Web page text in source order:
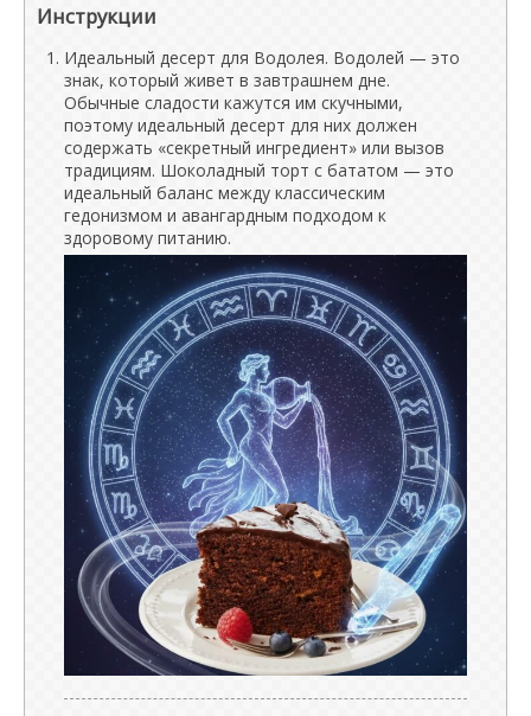
Инструкции
Идеальный десерт для Водолея. Водолей — это
знак, который живет в завтрашнем дне.
Обычные сладости кажутся им скучными,
поэтому идеальный десерт для них должен
содержать «секретный ингредиент» или вызов
традициям. Шоколадный торт с бататом — это
идеальный баланс между классическим
гедонизмом и авангардным подходом к
здоровому питанию.